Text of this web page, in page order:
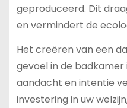
geproduceerd. Dit
en vermindert de
Het creëren van een
gevoel in de
aandacht en intentie
investering in uw